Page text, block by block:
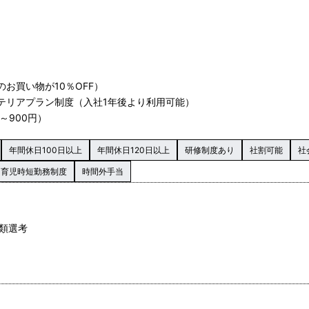
買い物が10％OFF）
アプラン制度（入社1年後より利用可能）
900円）
年間休日100日以上 年間休日120日以上 研修制度あり 社割可能 社
育児時短勤務制度 時間外手当
選考